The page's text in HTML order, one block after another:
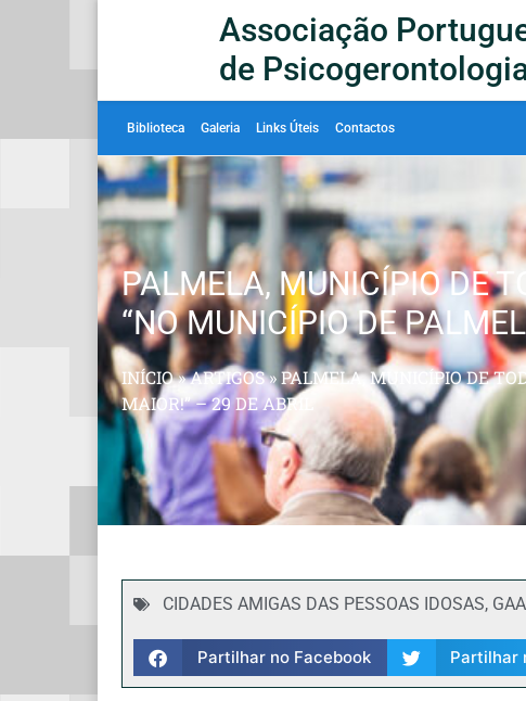
Associação
de
Biblioteca Galeria Links Úteis Contactos
PALMELA, MUNICÍPIO DE
“NO MUNICÍPIO DE
INÍCIO»ARTIGOS»PALMELA, MUNICÍPIO DE
MAIOR!” – 29 DE ABRIL
CIDADES AMIGAS DAS PESSOAS IDOSAS,
Partilhar no Facebook Partilhar